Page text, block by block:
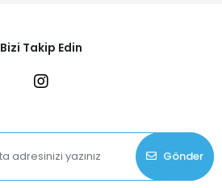
Bizi Takip Edin
Gönder